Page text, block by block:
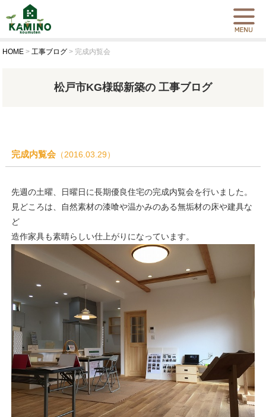
HOME >工事ブログ > 完成内覧会
松戸市KG様邸新築の 工事ブログ
完成内覧会（2016.03.29）
先週の土曜、日曜日に長期優良住宅の完成内覧会を行いました。
見どころは、自然素材の漆喰や温かみのある無垢材の床や建具な
ど
造作家具も素晴らしい仕上がりになっています。